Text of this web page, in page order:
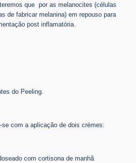
que por as melanocites (células
de fabricar melanina) em repouso para
post inflamatória.
do Peeling.
com a aplicação de dois crémes:
com cortisona de manhã